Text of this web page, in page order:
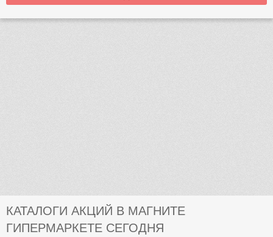
КАТАЛОГИ АКЦИЙ В МАГНИТЕ
ГИПЕРМАРКЕТЕ СЕГОДНЯ